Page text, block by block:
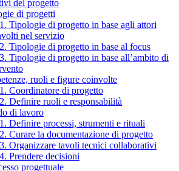
del progetto
di progetti
Tipologie di progetto in base agli attori
nel servizio
Tipologie di progetto in base al focus
Tipologie di progetto in base all’ambito di
ruoli e figure coinvolte
Coordinatore di progetto
Definire ruoli e responsabilità
di lavoro
Definire processi, strumenti e rituali
Curare la documentazione di progetto
Organizzare tavoli tecnici collaborativi
Prendere decisioni
progettuale